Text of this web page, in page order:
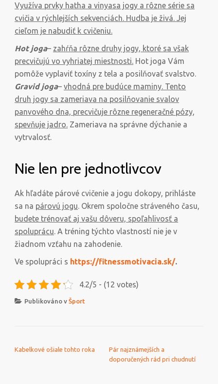
Využíva prvky hatha a vinyasa jogy a rôzne série sa
cvičia v rýchlejších sekvenciách. Hudba je živá. Jej
cieľom je nabudiť k cvičeniu.
Hot joga– zahŕňa rôzne druhy jogy, ktoré sa však
precvičujú vo vyhriatej miestnosti. Hot joga Vám
pomôže vyplaviť toxíny z tela a posilňovať svalstvo.
Gravid joga– vhodná pre budúce maminy. Tento
druh jogy sa zameriava na posilňovanie svalov
panvového dna, precvičuje rôzne regeneračné pózy,
spevňuje jadro. Zameriava na správne dýchanie a
vytrvalosť.
Nie len pre jednotlivcov
Ak hľadáte párové cvičenie a jogu dokopy, prihláste
sa na párovú jogu. Okrem spoločne stráveného času,
budete trénovať aj vašu dôveru, spoľahlivosť a
spoluprácu. A tréning týchto vlastností nie je v
žiadnom vzťahu na zahodenie.
Ve spolupráci s https://fitnessmotivacia.sk/.
4.2/5 - (12 votes)
Publikováno v Šport
Kabelkové ošiale tohto roka
Pár najznámejších a
doporučených rád pri chudnutí